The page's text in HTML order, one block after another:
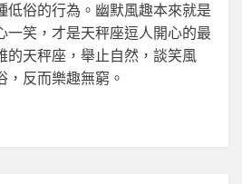
低俗的行為。幽默風趣本來就是
一笑，才是天秤座逗人開心的最
的天秤座，舉止自然，談笑風
，反而樂趣無窮。